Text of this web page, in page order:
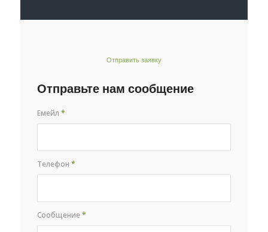
Отправить заявку
Отправьте нам сообщение
Емейл*
Телефон*
Сообщение*